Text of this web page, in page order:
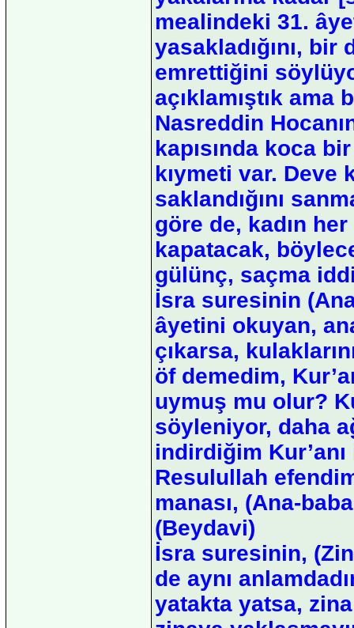
mealindeki 31.
yasakladığını, bir
emrettiğini
açıklamıştık
Nasreddin
kapısında koca
kıymeti var. Deve
saklandığını
göre de, kadın her
kapatacak,
gülünç, saçma
İsra suresinin
âyetini okuyan,
çıkarsa,
öf demedim,
uymuş mu olur?
söyleniyor, daha
indirdiğim
Resulullah
manası, (Ana-
(Beydavi)
İsra suresinin,
de aynı
yatakta yatsa,